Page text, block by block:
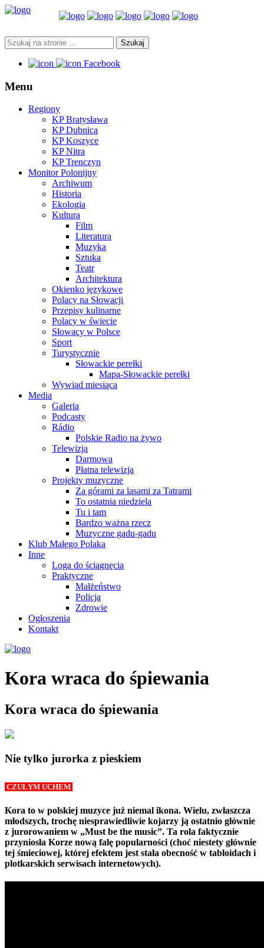
Facebook
Menu
Regiony
KP Bratysława
KP Dubnica
KP Koszyce
KP Nitra
KP Trenczyn
Monitor Polonijny
Archiwum
Historia
Ekologia
Kultura
Film
Literatura
Muzyka
Sztuka
Teatr
Architektura
Okienko językowe
Polacy na Słowacji
Przepisy kulinarne
Polacy w świecie
Słowacy w Polsce
Sport
Turystycznie
Słowackie perełki
Mapa-Słowackie perełki
Wywiad miesiąca
Media
Galeria
Podcasty
Rádio
Polskie Radio na żywo
Telewizja
Darmowa
Płatna telewizja
Projekty muzyczne
Za górami za lasami za Tatrami
To ostatnia niedziela
Tu i tam
Bardzo ważna rzecz
Muzyczne gadu-gadu
Klub Małego Polaka
Inne
Loga do ściągnęcia
Praktyczne
Małżeństwo
Policja
Zdrowie
Ogłoszenia
Kontakt
Kora wraca do śpiewania
Kora wraca do śpiewania
Nie tylko jurorka z pieskiem
CZUŁYM UCHEM
Kora to w polskiej muzyce już niemal ikona. Wielu, zwłaszcza
młodszych, trochę niesprawiedliwie kojarzy ją ostatnio głównie
z jurorowaniem w „Must be the music”. Ta rola faktycznie
przyniosła Korze nową falę popularności (choć niestety głównie
tej śmieciowej, której efektem jest stała obecność w tabloidach i
plotkarskich serwisach internetowych).